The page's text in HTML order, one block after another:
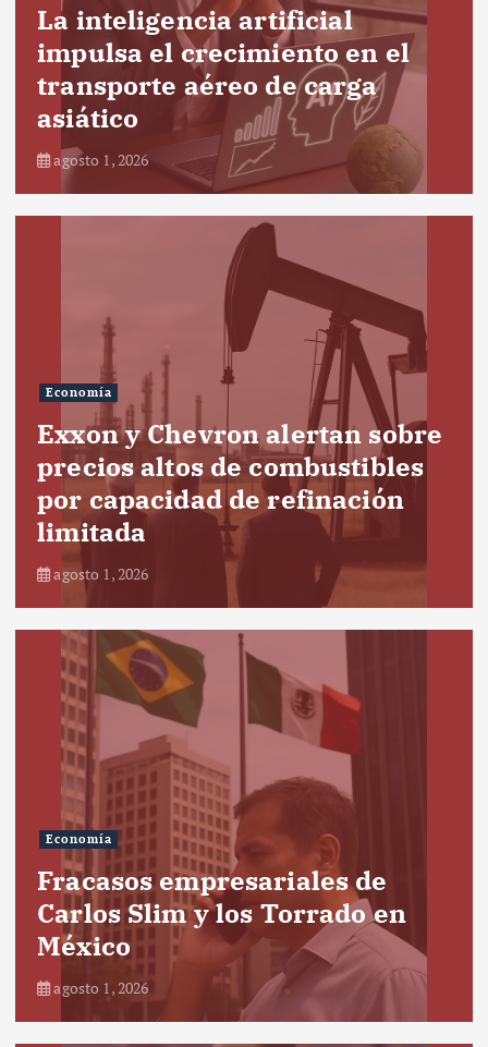
La inteligencia artificial
impulsa el crecimiento en el
transporte aéreo de carga
asiático
agosto 1, 2026
Economía
Exxon y Chevron alertan sobre
precios altos de combustibles
por capacidad de refinación
limitada
agosto 1, 2026
Economía
Fracasos empresariales de
Carlos Slim y los Torrado en
México
agosto 1, 2026